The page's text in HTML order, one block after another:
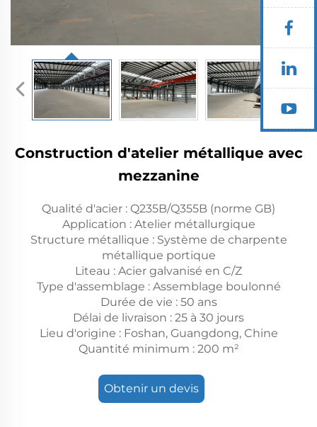
Construction d'atelier métallique avec
mezzanine
Qualité d'acier : Q235B/Q355B (norme GB)
Application : Atelier métallurgique
Structure métallique : Système de charpente
métallique portique
Liteau : Acier galvanisé en C/Z
Type d'assemblage : Assemblage boulonné
Durée de vie : 50 ans
Délai de livraison : 25 à 30 jours
Lieu d'origine : Foshan, Guangdong, Chine
Quantité minimum : 200 m²
Obtenir un devis